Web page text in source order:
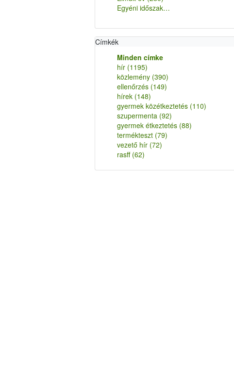
Egyéni időszak…
Címkék
Minden címke
hír (1195)
közlemény (390)
ellenőrzés (149)
hírek (148)
gyermek közétkeztetés (110)
szupermenta (92)
gyermek étkeztetés (88)
termékteszt (79)
vezető hír (72)
rasff (62)